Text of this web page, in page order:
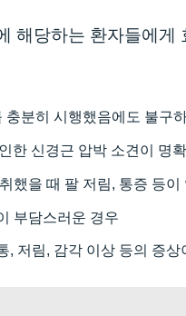
당하는 환자들에
분히 시행했음에도 불구
한 신경근 압박 소견이 명
했을 때 팔 저림, 통증 등이
부담스러운 경우
, 저림, 감각 이상 등의 증상